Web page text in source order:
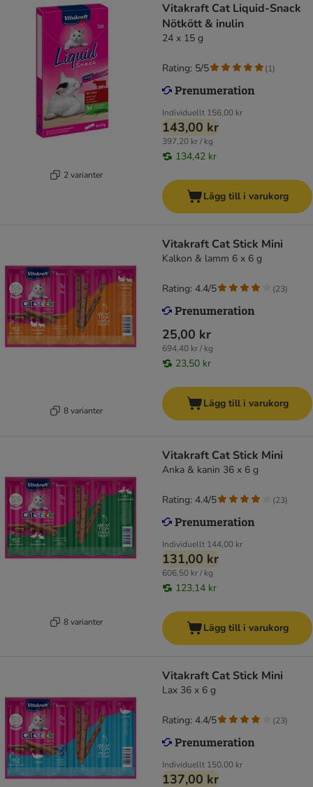
2 varianter
Vitakraft Cat Liquid-Snack
Nötkött & inulin
24 x 15 g
Individuellt 156,00 kr
143,00 kr
397,20 kr / kg
134,42 kr
Rating: 5/5 (1)
Lägg till i varukorg
8 varianter
Vitakraft Cat Stick Mini
Kalkon & lamm 6 x 6 g
25,00 kr
694,40 kr / kg
23,50 kr
Rating: 4.4/5 (23)
Lägg till i varukorg
8 varianter
Vitakraft Cat Stick Mini
Anka & kanin 36 x 6 g
Individuellt 144,00 kr
131,00 kr
606,50 kr / kg
123,14 kr
Rating: 4.4/5 (23)
Lägg till i varukorg
Vitakraft Cat Stick Mini
Lax 36 x 6 g
Individuellt 150,00 kr
137,00 kr
Rating: 4.4/5 (23)